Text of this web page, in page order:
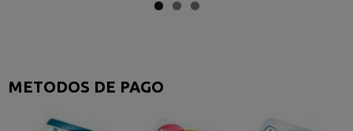
METODOS DE PAGO